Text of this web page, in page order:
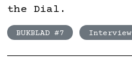
the Dial.
BUKBLAD #7 Interview